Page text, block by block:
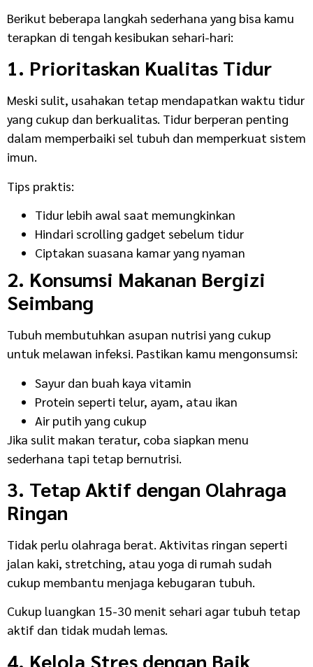
Berikut beberapa langkah sederhana yang bisa kamu
terapkan di tengah kesibukan sehari-hari:
1. Prioritaskan Kualitas Tidur
Meski sulit, usahakan tetap mendapatkan waktu tidur
yang cukup dan berkualitas. Tidur berperan penting
dalam memperbaiki sel tubuh dan memperkuat sistem
imun.
Tips praktis:
Tidur lebih awal saat memungkinkan
Hindari scrolling gadget sebelum tidur
Ciptakan suasana kamar yang nyaman
2. Konsumsi Makanan Bergizi
Seimbang
Tubuh membutuhkan asupan nutrisi yang cukup
untuk melawan infeksi. Pastikan kamu mengonsumsi:
Sayur dan buah kaya vitamin
Protein seperti telur, ayam, atau ikan
Air putih yang cukup
Jika sulit makan teratur, coba siapkan menu
sederhana tapi tetap bernutrisi.
3. Tetap Aktif dengan Olahraga
Ringan
Tidak perlu olahraga berat. Aktivitas ringan seperti
jalan kaki, stretching, atau yoga di rumah sudah
cukup membantu menjaga kebugaran tubuh.
Cukup luangkan 15-30 menit sehari agar tubuh tetap
aktif dan tidak mudah lemas.
4. Kelola Stres dengan Baik